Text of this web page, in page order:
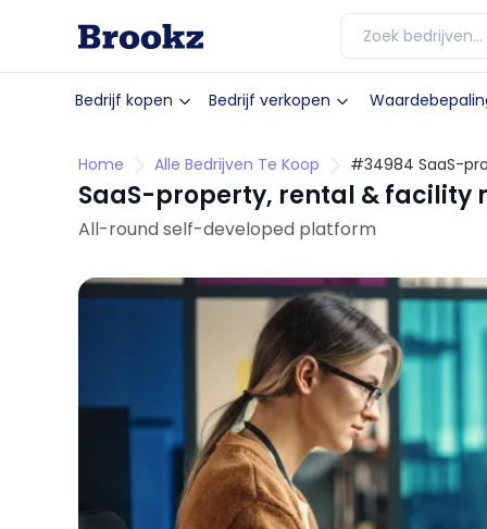
Bedrijf kopen Bedrijf verkopen
Home Alle Bedrijven Te Koop
#34984 SaaS-
platform
SaaS-property, rental &
All-round self-developed platform